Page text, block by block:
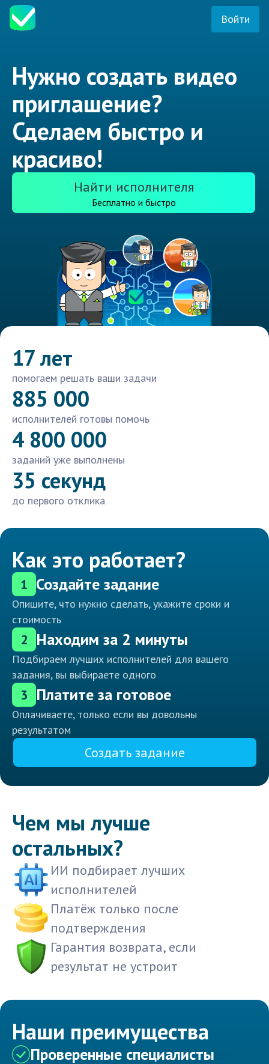
Войти
Нужно создать видео
приглашение?
Сделаем быстро и
красиво!
Найти исполнителя
Бесплатно и быстро
17 лет
помогаем решать ваши задачи
885 000
исполнителей готовы помочь
4 800 000
заданий уже выполнены
35 секунд
до первого отклика
Как это работает?
1 Создайте задание
Опишите, что нужно сделать, укажите сроки и
стоимость
2 Находим за 2 минуты
Подбираем лучших исполнителей для вашего
задания, вы выбираете одного
3 Платите за готовое
Оплачиваете, только если вы довольны
результатом
Создать задание
Чем мы лучше
остальных?
ИИ подбирает лучших
исполнителей
Платёж только после
подтверждения
Гарантия возврата, если
результат не устроит
Наши преимущества
Проверенные специалисты